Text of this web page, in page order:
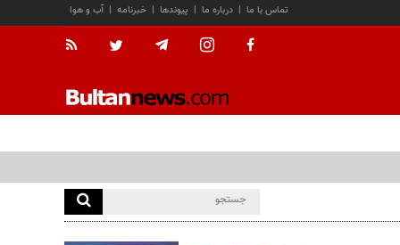
آب و هوا | خبرنامه | پیوندها | درباره ما | تماس با ما